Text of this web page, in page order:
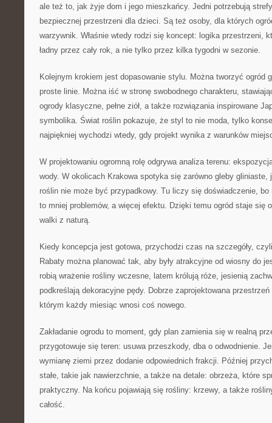
ale też to, jak żyje dom i jego mieszkańcy. Jedni potrzebują
bezpiecznej przestrzeni dla dzieci. Są też osoby, dla których
warzywnik. Właśnie wtedy rodzi się koncept: logika przestrzeni,
ładny przez cały rok, a nie tylko przez kilka tygodni w sezonie.
Kolejnym krokiem jest dopasowanie stylu. Można tworzyć ogród
proste linie. Można iść w stronę swobodnego charakteru,
ogrody klasyczne, pełne ziół, a także rozwiązania inspirowane
symbolika. Świat roślin pokazuje, że styl to nie moda, tylko
najpiękniej wychodzi wtedy, gdy projekt wynika z warunków
W projektowaniu ogromną rolę odgrywa analiza terenu:
wody. W okolicach Krakowa spotyka się zarówno gleby gliniaste,
roślin nie może być przypadkowy. Tu liczy się doświadczenie, bo
to mniej problemów, a więcej efektu. Dzięki temu ogród staje się
walki z naturą.
Kiedy koncepcja jest gotowa, przychodzi czas na szczegóły,
Rabaty można planować tak, aby były atrakcyjne od wiosny do
robią wrażenie rośliny wczesne, latem królują róże, jesienią
podkreślają dekoracyjne pędy. Dobrze zaprojektowana
którym każdy miesiąc wnosi coś nowego.
Zakładanie ogrodu to moment, gdy plan zamienia się w realną
przygotowuje się teren: usuwa przeszkody, dba o odwodnienie.
wymianę ziemi przez dodanie odpowiednich frakcji. Później
stałe, takie jak nawierzchnie, a także na detale: obrzeża, które
praktyczny. Na końcu pojawiają się rośliny: krzewy, a także
całość.